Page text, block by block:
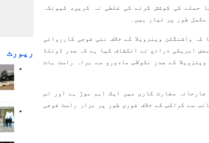
حملے کی کوشش کرنے کی غلطی نہ کریں، کیونکہ
مکمل طور پر تیار ہیں۔
واشنگٹن وینزویلا کے خلاف نئی فوجی کارروائی
امریکی ذرائع نے انکشاف کیا ہے کہ صدر ڈونلڈ
کے صدر نکولاس مادورو سے براہ راست بات
سفارت کاری میں ایک اہم موڑ ہے اور اس
سے کراکس کے خلاف فوری طور پر براہِ راست فوجی
رپورٹ